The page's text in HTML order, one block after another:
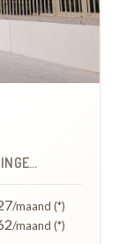
/maand (*)
/maand (*)